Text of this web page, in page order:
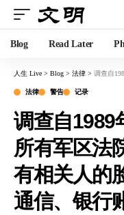
Blog Read Later
人生 Live > Blog > 法律 > 调查自1989年1月
法律 警告 记录
调查自1989
所有军区法
有相关人的
通信、银行